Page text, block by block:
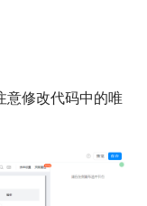
意修改代码中的唯